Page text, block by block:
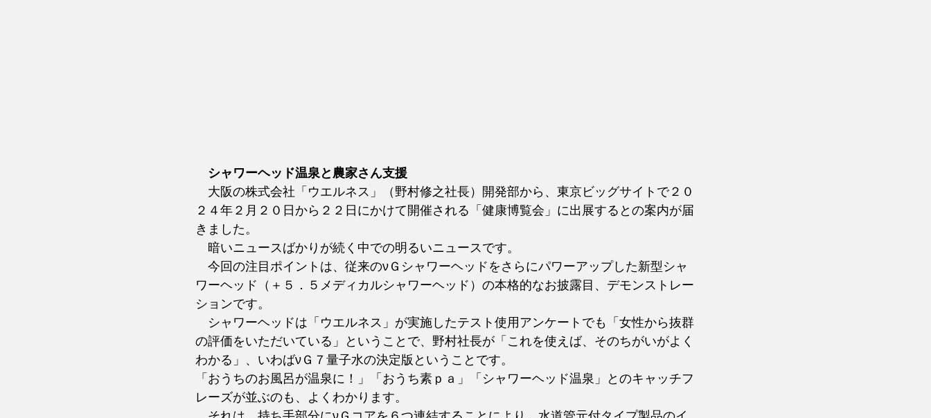
シャワーヘッド温泉と農家さん支援
大阪の株式会社「ウエルネス」（野村修之社長）開発部から、東京ビッグサイトで２０
２４年２月２０日から２２日にかけて開催される「健康博覧会」に出展するとの案内が届
きました。
暗いニュースばかりが続く中での明るいニュースです。
今回の注目ポイントは、従来のνＧシャワーヘッドをさらにパワーアップした新型シャ
ワーヘッド（＋５．５メディカルシャワーヘッド）の本格的なお披露目、デモンストレー
ションです。
シャワーヘッドは「ウエルネス」が実施したテスト使用アンケートでも「女性から抜群
の評価をいただいている」ということで、野村社長が「これを使えば、そのちがいがよく
わかる」、いわばνＧ７量子水の決定版ということです。
「おうちのお風呂が温泉に！」「おうち素ｐａ」「シャワーヘッド温泉」とのキャッチフ
レーズが並ぶのも、よくわかります。